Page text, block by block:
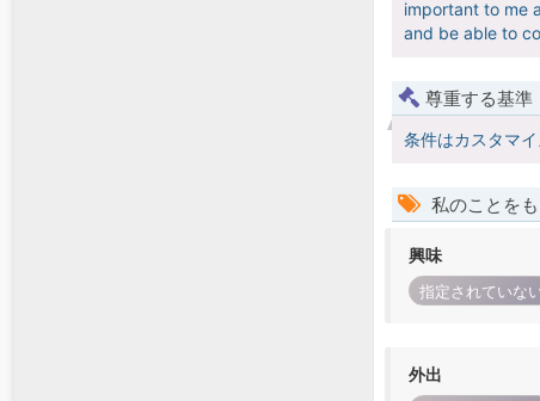
important to me
and be able to
尊重する基準
条件はカスタマ
私のことを
興味
指定されていな
外出